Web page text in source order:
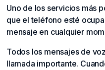
Uno de los servicios más
que el teléfono esté
mensaje en cualquier
Todos los mensajes de
llamada importante.